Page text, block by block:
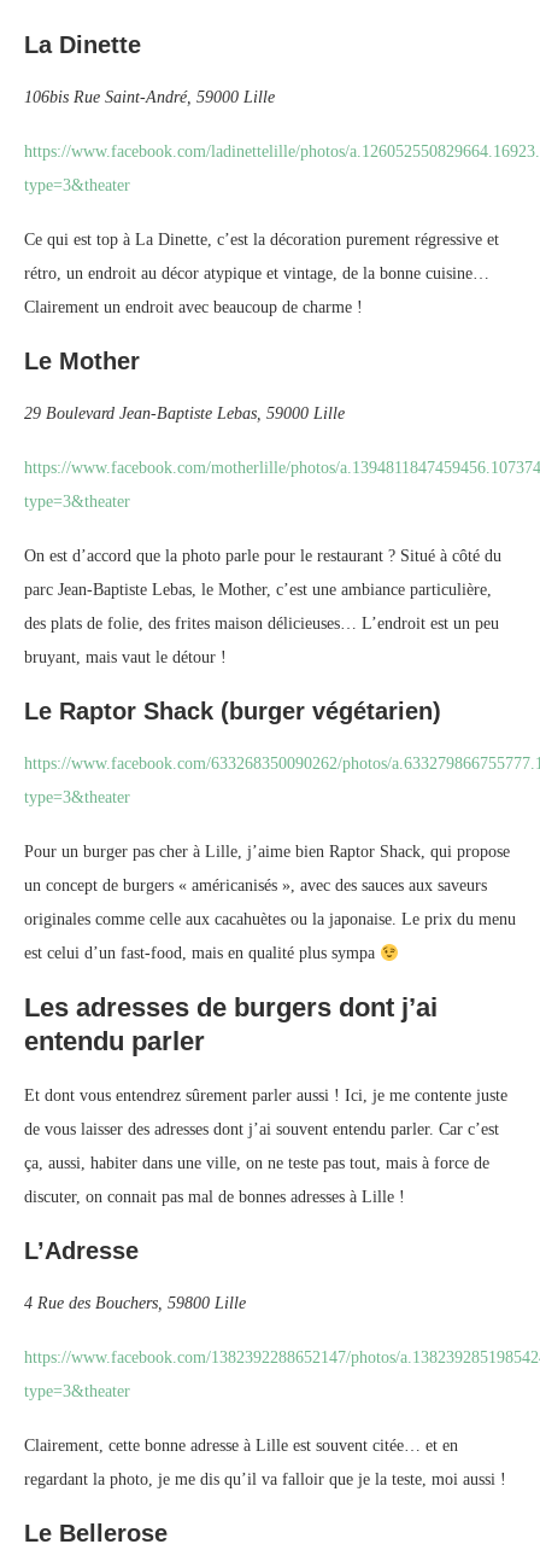
La Dinette
106bis Rue Saint-André, 59000 Lille
https://www.facebook.com/ladinettelille/photos/
type=3&theater
Ce qui est top à La Dinette, c’est la décoration purement régressive et
rétro, un endroit au décor atypique et vintage, de la bonne cuisine…
Clairement un endroit avec beaucoup de charme !
Le Mother
29 Boulevard Jean-Baptiste Lebas, 59000 Lille
https://www.facebook.com/motherlille/photos/
type=3&theater
On est d’accord que la photo parle pour le restaurant ? Situé à côté du
parc Jean-Baptiste Lebas, le Mother, c’est une ambiance particulière,
des plats de folie, des frites maison délicieuses… L’endroit est un peu
bruyant, mais vaut le détour !
Le Raptor Shack (burger végétarien)
https://www.facebook.com/633268350090262/photos/
type=3&theater
Pour un burger pas cher à Lille, j’aime bien Raptor Shack, qui propose
un concept de burgers « américanisés », avec des sauces aux saveurs
originales comme celle aux cacahuètes ou la japonaise. Le prix du menu
est celui d’un fast-food, mais en qualité plus sympa
Les adresses de burgers dont j’ai
entendu parler
Et dont vous entendrez sûrement parler aussi ! Ici, je me contente juste
de vous laisser des adresses dont j’ai souvent entendu parler. Car c’est
ça, aussi, habiter dans une ville, on ne teste pas tout, mais à force de
discuter, on connait pas mal de bonnes adresses à Lille !
L’Adresse
4 Rue des Bouchers, 59800 Lille
https://www.facebook.com/1382392288652147/photos/
type=3&theater
Clairement, cette bonne adresse à Lille est souvent citée… et en
regardant la photo, je me dis qu’il va falloir que je la teste, moi aussi !
Le Bellerose